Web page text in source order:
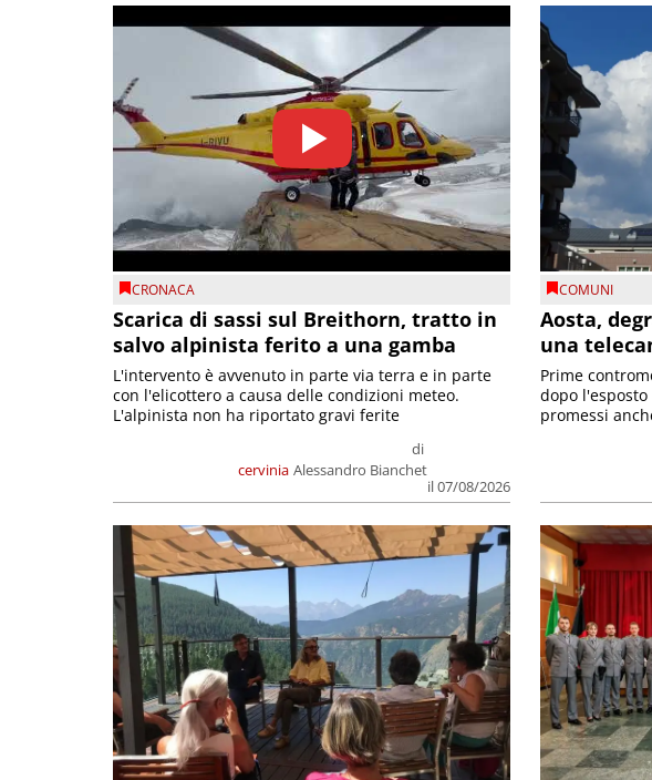
CRONACA
Scarica di sassi sul Breithorn, tratto in
salvo alpinista ferito a una gamba
cervinia
di
Alessandro Bianchet
il 07/08/2026
L'intervento è avvenuto in parte via terra e in parte
con l'elicottero a causa delle condizioni meteo.
L'alpinista non ha riportato gravi ferite
COMUNI
Aosta,
una
Prime
dopo
promessi